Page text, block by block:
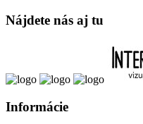
Nájdete nás aj tu
Informácie